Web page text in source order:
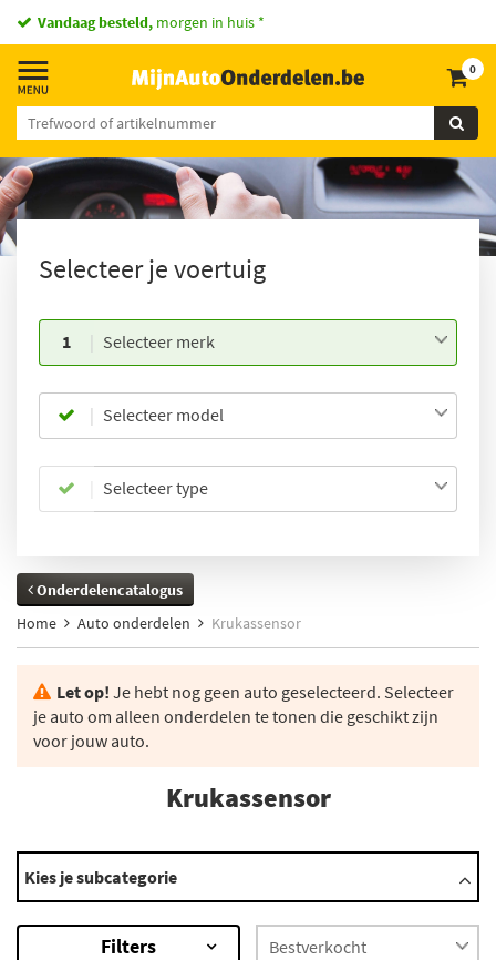
Vandaag besteld, morgen in huis *
0
Selecteer je voertuig
1 Selecteer merk
Selecteer model
Selecteer type
Onderdelencatalogus
Home
Auto onderdelen Krukassensor
Let op! Je hebt nog geen auto geselecteerd. Selecteer
je auto om alleen onderdelen te tonen die geschikt zijn
voor jouw auto.
Krukassensor
Automerken
Abarth
Ac
Kies je subcategorie
Filters